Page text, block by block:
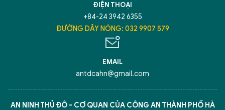
ĐIỆN THOẠI
+84-24 3942 6355
ĐƯỜNG DÂY NÓNG: 032 9907 579
EMAIL
antdcahn@gmail.com
AN NINH THỦ ĐÔ - CƠ QUAN CỦA CÔNG AN THÀNH PHỐ HÀ